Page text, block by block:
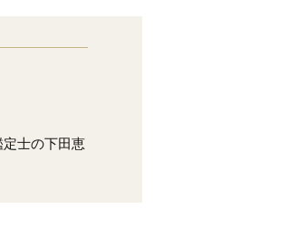
士の下田恵